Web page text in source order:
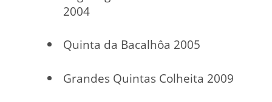
2004
Quinta da Bacalhôa 2005
Grandes Quintas Colheita 2009